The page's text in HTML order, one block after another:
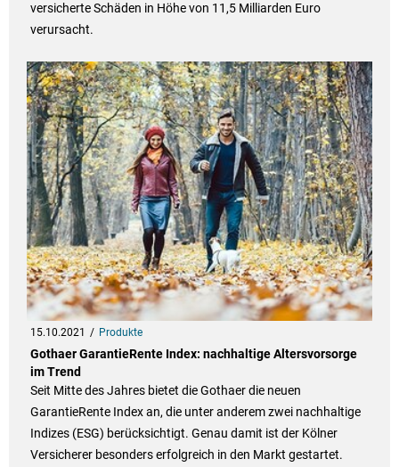
versicherte Schäden in Höhe von 11,5 Milliarden Euro
verursacht.
15.10.2021 Produkte
Gothaer GarantieRente Index: nachhaltige Altersvorsorge
im Trend
Seit Mitte des Jahres bietet die Gothaer die neuen
GarantieRente Index an, die unter anderem zwei nachhaltige
Indizes (ESG) berücksichtigt. Genau damit ist der Kölner
Versicherer besonders erfolgreich in den Markt gestartet.